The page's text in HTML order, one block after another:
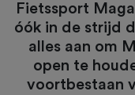
Fietssport
óók in de strijd
alles aan om
open te
voortbestaan